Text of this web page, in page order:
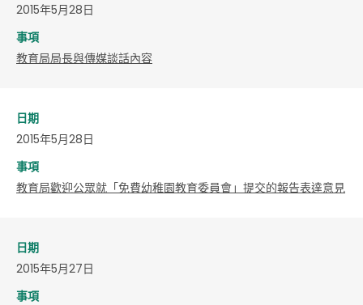
2015年5月28日
事項
教育局局長與傳媒談話內容
日期
2015年5月28日
事項
教育局歡迎公眾就「免費幼稚園教育委員會」提交的報告表達意見
日期
2015年5月27日
事項